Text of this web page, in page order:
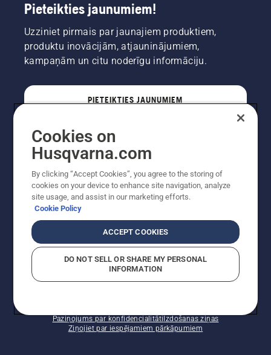
Pieteikties jaunumiem!
Uzziniet pirmais par jaunajiem produktiem,
produktu inovācijām, atjauninājumiem,
kampaņām un citu noderīgu informāciju.
PIETEIKTIES JAUNUMIEM
Autortiesības — 2022 Husqvarna AB (publ). Visas
Paziņojums par konfidencialitāti Izdošanas ziņas
Ziņojiet par iespējamiem pārkāpumiem
Cookies on
Husqvarna.com
By clicking “Accept Cookies”, you agree to the storing of
cookies on your device to enhance site navigation, analyze
site usage, and assist in our marketing efforts.
Cookie Policy
ACCEPT COOKIES
DO NOT SELL OR SHARE MY PERSONAL
INFORMATION